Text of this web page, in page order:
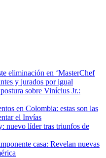
eliminación en ‘MasterChef
y jurados por igual
sobre Vinícius Jr.:
en Colombia: estas son las
el Invías
nuevo líder tras triunfos de
casa: Revelan nuevas